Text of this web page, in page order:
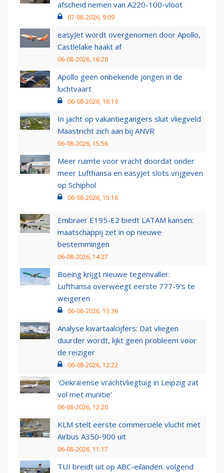
afscheid nemen van A220-100-vloot
07-08-2026, 9:09
easyJet wordt overgenomen door Apollo,
Castlelake haakt af
06-08-2026, 16:20
Apollo geen onbekende jongen in de
luchtvaart
06-08-2026, 16:19
In jacht op vakantiegangers sluit vliegveld
Maastricht zich aan bij ANVR
06-08-2026, 15:56
Meer ruimte voor vracht doordat onder
meer Lufthansa en easyJet slots vrijgeven
op Schiphol
06-08-2026, 15:16
Embraer E195-E2 biedt LATAM kansen:
maatschappij zet in op nieuwe
bestemmingen
06-08-2026, 14:27
Boeing krijgt nieuwe tegenvaller:
Lufthansa overweegt eerste 777-9’s te
weigeren
06-08-2026, 13:36
Analyse kwartaalcijfers: Dat vliegen
duurder wordt, lijkt geen probleem voor
de reiziger
06-08-2026, 12:22
'Oekraïense vrachtvliegtuig in Leipzig zat
vol met munitie'
06-08-2026, 12:20
KLM stelt eerste commerciële vlucht met
Airbus A350-900 uit
06-08-2026, 11:17
TUI breidt uit op ABC-eilanden: volgend